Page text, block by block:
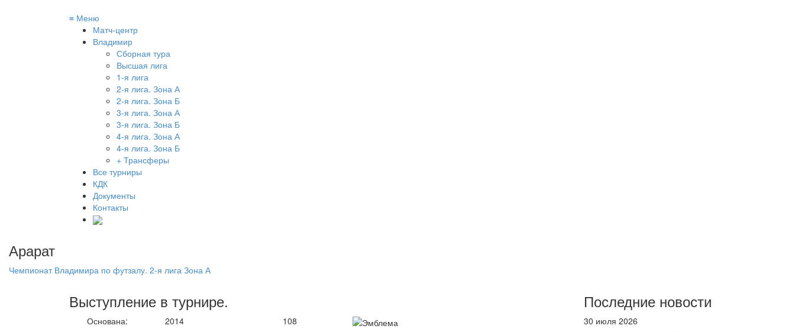
≡ Меню
Матч-центр
Владимир
Сборная тура
Высшая лига
1-я лига
2-я лига. Зона А
2-я лига. Зона Б
3-я лига. Зона А
3-я лига. Зона Б
4-я лига. Зона А
4-я лига. Зона Б
+ Трансферы
Все турниры
КДК
Документы
Контакты
Арарат
Чемпионат Владимира по футзалу. 2-я лига Зона А
Выступление в турнире.
Основана: 2014
108
Последние новости
30 июля 2026